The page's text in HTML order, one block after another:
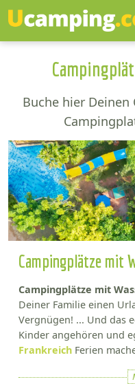
Buche hier
Campingplätze mit
Campingplätze mit
Deiner Familie einen
Vergnügen! ... Und das
Kinder angehören und
Frankreich Ferien